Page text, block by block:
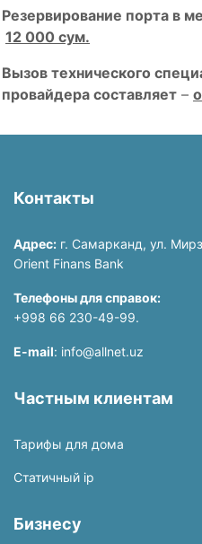
Резервирование порта в
12 000 сум.
Вызов технического
провайдера составляет –
Контакты
Адрес: г. Самарканд, ул.
Orient Finans Bank
Телефоны для справок:
+998 66 230-49-99.
E-mail: info@allnet.uz
Частным клиентам
Тарифы для дома
Статичный ip
Бизнесу